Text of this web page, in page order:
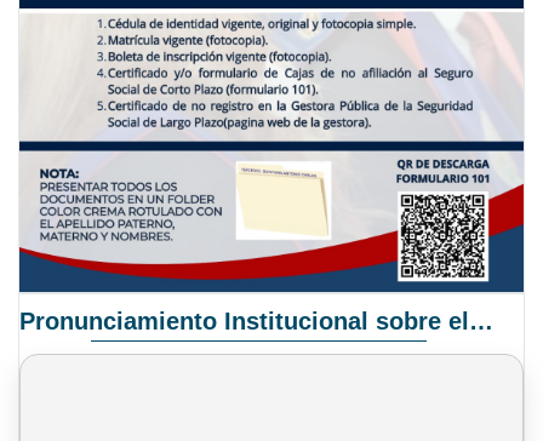
Pronunciamiento Institucional sobre el Proyecto de Ley N° 068/2025-2026 C.S.